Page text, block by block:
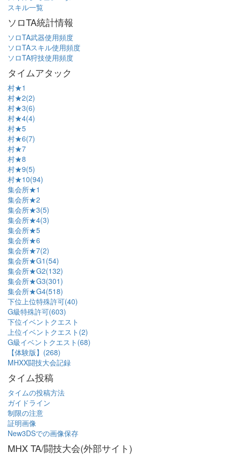
スキル一覧
ソロTA統計情報
ソロTA武器使用頻度
ソロTAスキル使用頻度
ソロTA狩技使用頻度
タイムアタック
村★1
村★2(2)
村★3(6)
村★4(4)
村★5
村★6(7)
村★7
村★8
村★9(5)
村★10(94)
集会所★1
集会所★2
集会所★3(5)
集会所★4(3)
集会所★5
集会所★6
集会所★7(2)
集会所★G1(54)
集会所★G2(132)
集会所★G3(301)
集会所★G4(518)
下位上位特殊許可(40)
G級特殊許可(603)
下位イベントクエスト
上位イベントクエスト(2)
G級イベントクエスト(68)
【体験版】(268)
MHXX闘技大会記録
タイム投稿
タイムの投稿方法
ガイドライン
制限の注意
証明画像
New3DSでの画像保存
MHX TA/闘技大会(外部サイト)